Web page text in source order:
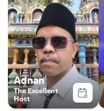
Adnan
The Excellent
Host